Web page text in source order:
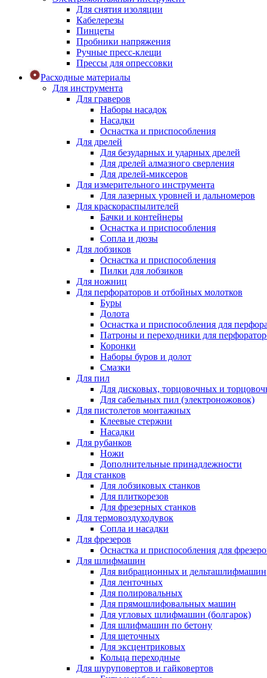
Для снятия изоляции
Кабелерезы
Пинцеты
Пробники напряжения
Ручные пресс-клещи
Прессы для опрессовки
Расходные материалы
Для инструмента
Для граверов
Наборы насадок
Насадки
Оснастка и приспособления
Для дрелей
Для безударных и ударных дрелей
Для дрелей алмазного сверления
Для дрелей-миксеров
Для измерительного инструмента
Для лазерных уровней и дальномеров
Для краскораспылителей
Бачки и контейнеры
Оснастка и приспособления
Сопла и дюзы
Для лобзиков
Оснастка и приспособления
Пилки для лобзиков
Для ножниц
Для перфораторов и отбойных молотков
Буры
Долота
Оснастка и приспособления для
Патроны и переходники для
Коронки
Наборы буров и долот
Смазки
Для пил
Для дисковых, торцовочных и
Для сабельных пил (электроножовок)
Для пистолетов монтажных
Клеевые стержни
Насадки
Для рубанков
Ножи
Дополнительные принадлежности
Для станков
Для лобзиковых станков
Для плиткорезов
Для фрезерных станков
Для термовоздуходувок
Сопла и насадки
Для фрезеров
Оснастка и приспособления для
Для шлифмашин
Для вибрационных и дельташлифмашин
Для ленточных
Для полировальных
Для прямошлифовальных машин
Для угловых шлифмашин (болгарок)
Для шлифмашин по бетону
Для щеточных
Для эксцентриковых
Кольца переходные
Для шуруповертов и гайковертов